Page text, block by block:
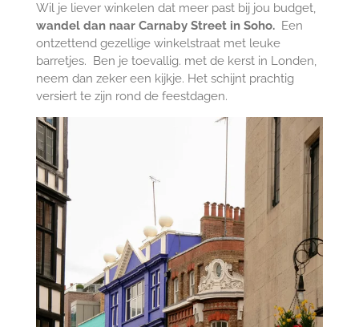
Wil je liever winkelen dat meer past bij jou budget,
wandel dan naar Carnaby Street in Soho. Een
ontzettend gezellige winkelstraat met leuke
barretjes. Ben je toevallig. met de kerst in Londen,
neem dan zeker een kijkje. Het schijnt prachtig
versiert te zijn rond de feestdagen.